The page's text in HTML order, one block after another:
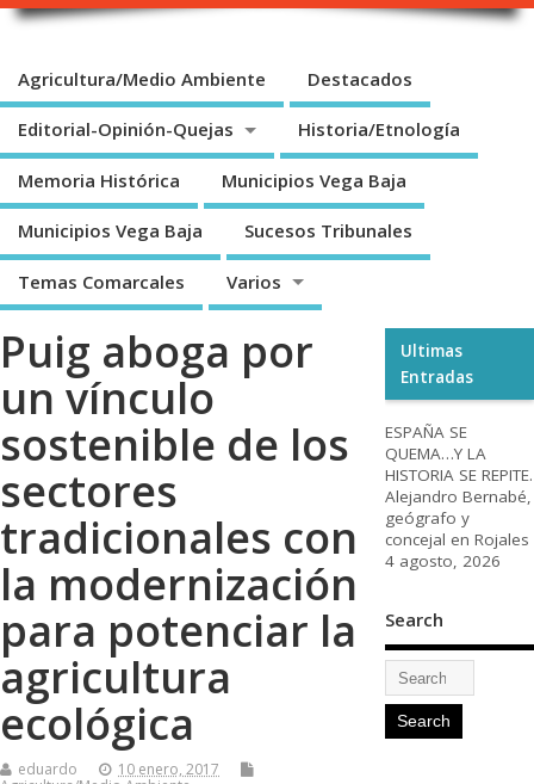
Agricultura/Medio Ambiente Destacados
Editorial-Opinión-Quejas Historia/Etnología
Memoria Histórica Municipios Vega Baja
Municipios Vega Baja Sucesos Tribunales
Temas Comarcales Varios
Puig aboga por
un vínculo
sostenible de los
sectores
tradicionales con
la modernización
para potenciar la
agricultura
ecológica
eduardo
10 enero, 2017
Ultimas
Entradas
ESPAÑA SE
QUEMA…Y LA
HISTORIA SE REPITE.
Alejandro Bernabé,
geógrafo y
concejal en Rojales
4 agosto, 2026
Search